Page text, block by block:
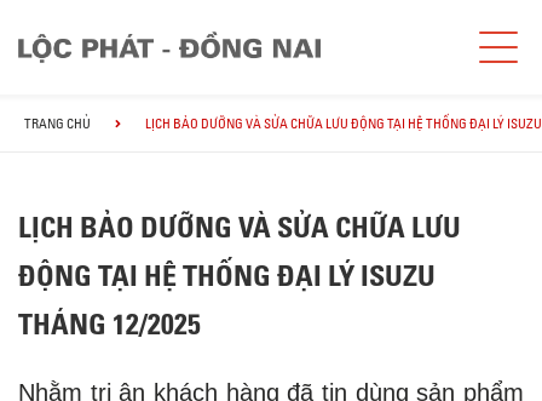
TRANG CHỦ LỊCH BẢO DƯỠNG VÀ SỬA CHỮA LƯU ĐỘNG TẠI HỆ THỐNG ĐẠI LÝ
LỊCH BẢO DƯỠNG VÀ SỬA CHỮA LƯU
ĐỘNG TẠI HỆ THỐNG ĐẠI LÝ ISUZU
THÁNG 12/2025
Nhằm tri ân khách hàng đã tin dùng sản phẩm